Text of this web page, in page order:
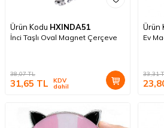
Ürün Kodu HXINDA51
İnci Taşlı Oval Magnet Çerçeve
38,07TL
31,65 TL KDV
dahil
Ürün
Ev
33,31